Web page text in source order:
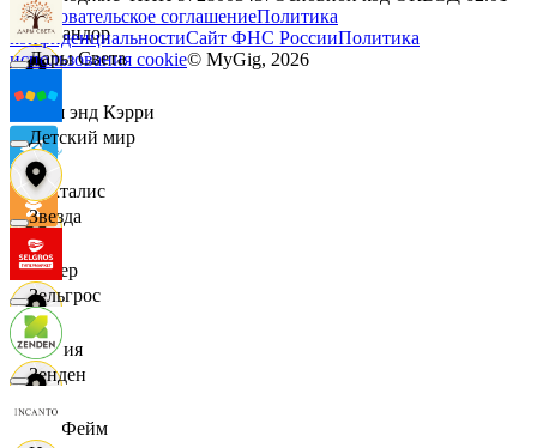
Командор
Кэш энд Кэрри
Лакталис
Левер
Линия
ЛисФейм
Дары Света
Детский мир
Звезда
Зельгрос
Зенден
Пользовательское соглашениеПолитика
конфиденциальностиСайт ФНС РоссииПолитика
использования cookie© MyGig, 2026